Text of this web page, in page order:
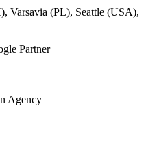
Varsavia (PL), Seattle (USA),
Agency